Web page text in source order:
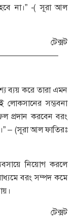
না।” -( সূরা আল
ব্যয় করে তারা এমন
লোকসানের সম্ভবনা
প্রদান করবেন বরং
– (সূরা আল ফাতিরঃ
নিয়োগ করলে
বরং সম্পদ কমে